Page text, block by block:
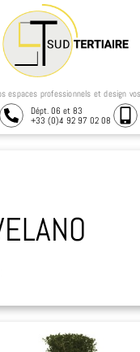
Dépt. 06 et 83
+33 (0)4 92 97 02 08
espaces professionnels et design